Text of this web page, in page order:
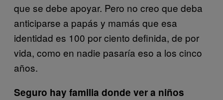
que se debe apoyar. Pero no creo que deba
anticiparse a papás y mamás que esa
identidad es 100 por ciento definida, de por
vida, como en nadie pasaría eso a los cinco
años.
Seguro hay familia donde ver a niños